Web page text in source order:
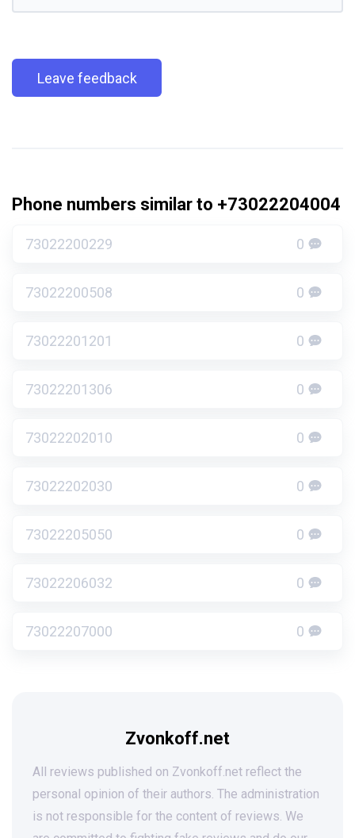
Leave feedback
Phone numbers similar to +73022204004
73022200229 0
73022200508 0
73022201201 0
73022201306 0
73022202010 0
73022202030 0
73022205050 0
73022206032 0
73022207000 0
Zvonkoff.net
All reviews published on Zvonkoff.net reflect the
personal opinion of their authors. The administration
is not responsible for the content of reviews. We